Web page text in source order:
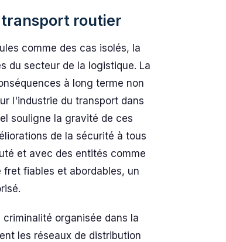
routier
comme des cas isolés, la
du secteur de la logistique. La
à long terme non
l'industrie du transport dans
souligne la gravité de ces
de la sécurité à tous
et avec des entités comme
fiables et abordables, un
organisée dans la
les réseaux de distribution